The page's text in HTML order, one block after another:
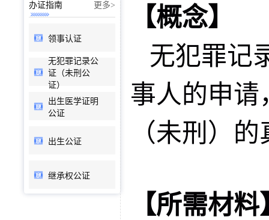
办证指南 更多>
领事认证
无犯罪记录公
证（未刑公
证）
出生医学证明
公证
出生公证
继承权公证
【概念】
无犯罪记
事人的申请
（未刑）
【所需材料